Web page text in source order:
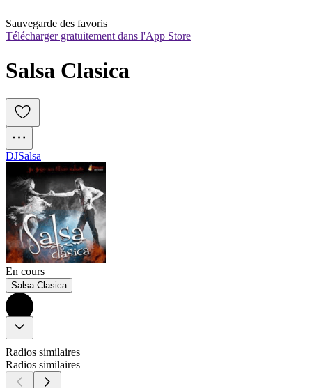
Sauvegarde des favoris
Télécharger gratuitement dans l'App Store
Salsa Clasica
DJSalsa
En cours
Salsa Clasica
Radios similaires
Radios similaires